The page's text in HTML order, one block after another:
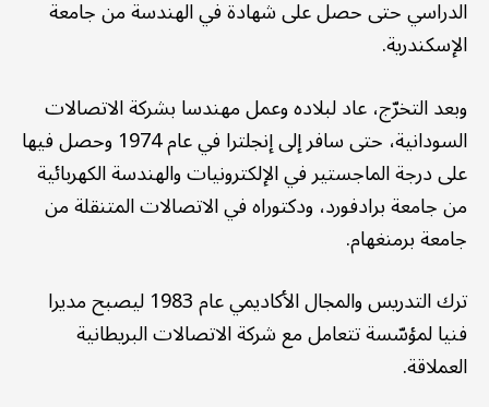
الدراسي حتى حصل على شهادة في الهندسة من جامعة
الإسكندرية.
وبعد التخرّج، عاد لبلاده وعمل مهندسا بشركة الاتصالات
السودانية، حتى سافر إلى إنجلترا في عام 1974 وحصل فيها
على درجة الماجستير في الإلكترونيات والهندسة الكهربائية
من جامعة برادفورد، ودكتوراه في الاتصالات المتنقلة من
جامعة برمنغهام.
ترك التدريس والمجال الأكاديمي عام 1983 ليصبح مديرا
فنيا لمؤسّسة تتعامل مع شركة الاتصالات البريطانية
العملاقة.